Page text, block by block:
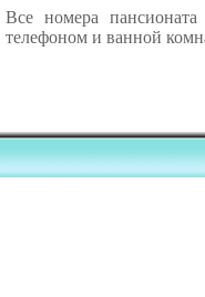
Все номера
телефоном и ванной